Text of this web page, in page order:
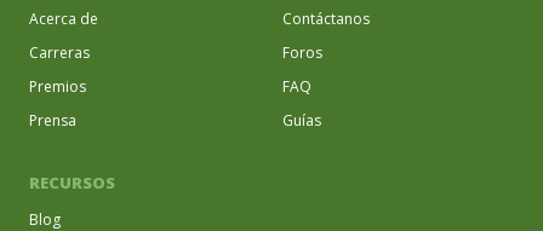
Acerca de
Carreras
Premios
Prensa
Contáctanos
Foros
FAQ
Guías
RECURSOS
Blog